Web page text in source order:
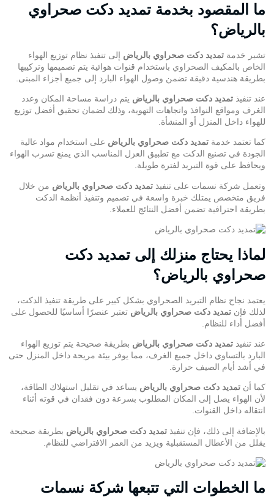
ما المقصود بخدمة تمديد دكت صحراوي
بالرياض؟
تشير خدمة تمديد دكت صحراوي بالرياض إلى تنفيذ نظام توزيع الهواء
الخاص بالمكيف الصحراوي باستخدام قنوات هوائية يتم تصميمها وتركيبها
بطريقة هندسية دقيقة تضمن وصول الهواء البارد إلى جميع أجزاء المبنى.
عند تنفيذ تمديد دكت صحراوي بالرياض يتم دراسة مساحة المكان وعدد
الغرف ومواقع النوافذ واتجاهات التهوية، وذلك لضمان تحقيق أفضل توزيع
للهواء داخل المنزل أو المنشأة.
كما تعتمد خدمة تمديد دكت صحراوي بالرياض على استخدام مواد عالية
الجودة في تصنيع الدكت مع تطبيق العزل المناسب الذي يمنع تسرب الهواء
ويحافظ على قوة التبريد لفترة طويلة.
وتعمل شركة نسمات على تنفيذ تمديد دكت صحراوي بالرياض من خلال
فريق متخصص يمتلك خبرة واسعة في تصميم وتنفيذ أنظمة الدكت
بطريقة احترافية تضمن أفضل النتائج للعملاء.
لماذا يحتاج منزلك إلى تمديد دكت
صحراوي بالرياض؟
يعتمد نجاح نظام التبريد الصحراوي بشكل كبير على طريقة تنفيذ الدكت،
لذلك فإن تمديد دكت صحراوي بالرياض تعتبر عنصرًا أساسيًا للحصول على
أفضل أداء للنظام.
عند تنفيذ تمديد دكت صحراوي بالرياض بطريقة صحيحة يتم توزيع الهواء
البارد بالتساوي داخل جميع الغرف، مما يوفر بيئة مريحة داخل المنزل حتى
في أشد أيام الصيف حرارة.
كما أن تمديد دكت صحراوي بالرياض يساعد في تقليل استهلاك الطاقة،
لأن الهواء يصل إلى المكان المطلوب بسرعة دون فقدان في قوته أثناء
انتقاله داخل القنوات.
بالإضافة إلى ذلك، فإن تنفيذ تمديد دكت صحراوي بالرياض بطريقة صحيحة
يقلل من الأعطال المستقبلية ويزيد من العمر الافتراضي للنظام.
ما الخطوات التي تتبعها شركة نسمات